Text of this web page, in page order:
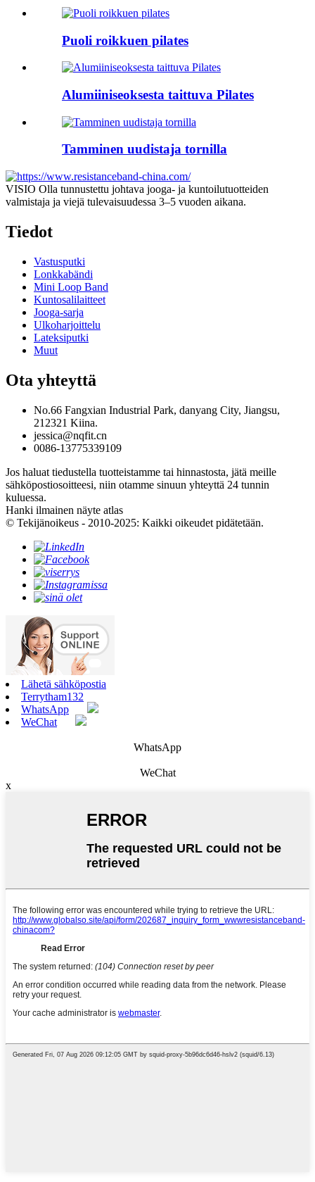
Puoli roikkuen pilates
Alumiiniseoksesta taittuva Pilates
Tamminen uudistaja tornilla
VISIO Olla tunnustettu johtava jooga- ja kuntoilutuotteiden
valmistaja ja viejä tulevaisuudessa 3–5 vuoden aikana.
Tiedot
Vastusputki
Lonkkabändi
Mini Loop Band
Kuntosalilaitteet
Jooga-sarja
Ulkoharjoittelu
Lateksiputki
Muut
Ota yhteyttä
No.66 Fangxian Industrial Park, danyang City, Jiangsu,
212321 Kiina.
jessica@nqfit.cn
0086-13775339109
Jos haluat tiedustella tuotteistamme tai hinnastosta, jätä meille
sähköpostiosoitteesi, niin otamme sinuun yhteyttä 24 tunnin
kuluessa.
Hanki ilmainen näyte atlas
© Tekijänoikeus - 2010-2025: Kaikki oikeudet pidätetään.
Lähetä sähköpostia
Terrytham132
WhatsApp
WeChat
WhatsApp
WeChat
x